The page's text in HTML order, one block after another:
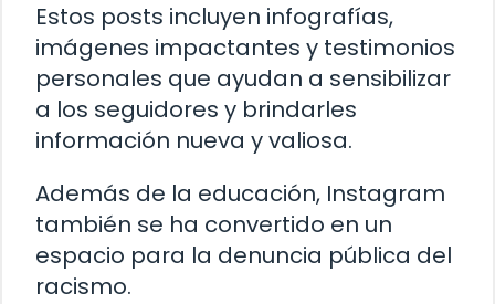
Estos posts incluyen infografías,
imágenes impactantes y testimonios
personales que ayudan a sensibilizar
a los seguidores y brindarles
información nueva y valiosa.
Además de la educación, Instagram
también se ha convertido en un
espacio para la denuncia pública del
racismo.